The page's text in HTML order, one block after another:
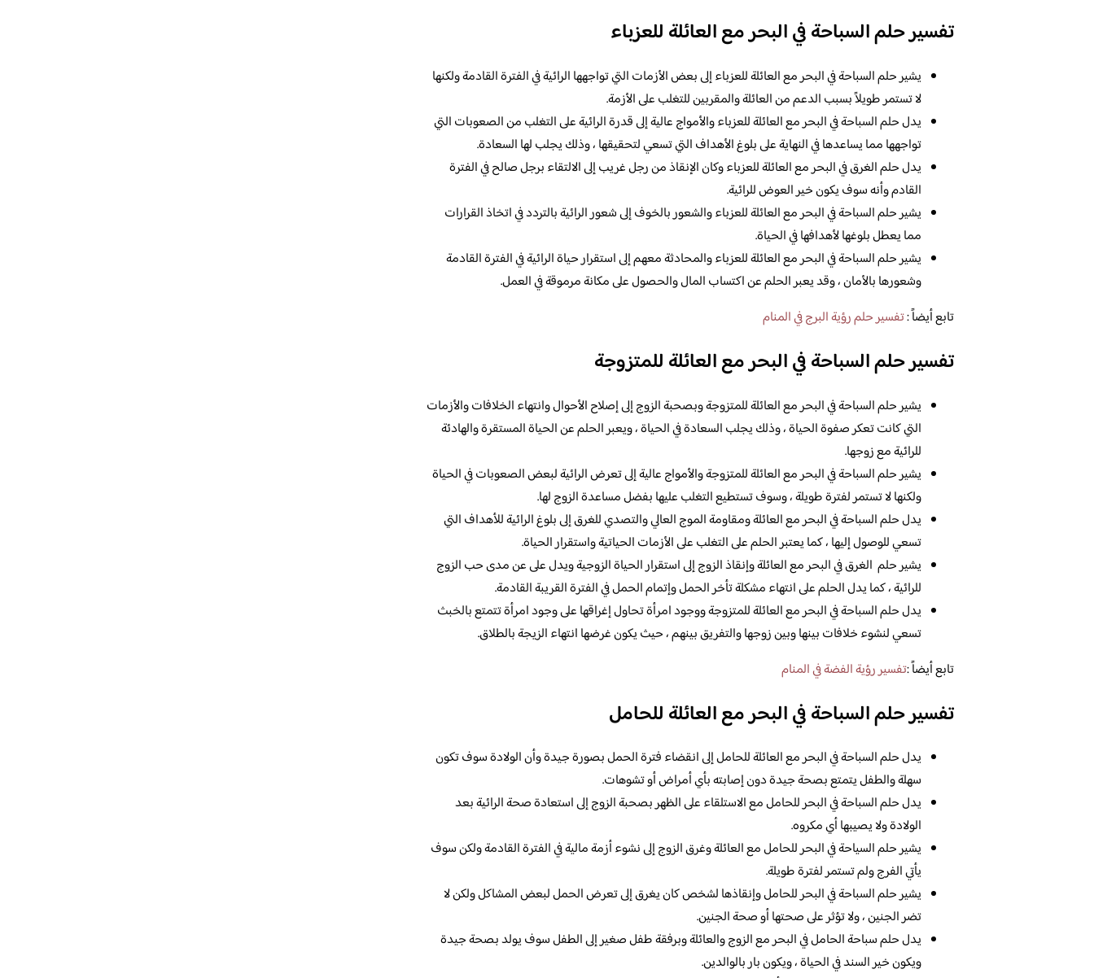
تفسير حلم السباحة في البحر مع العائلة للعزباء
يشير حلم السباحة في البحر مع العائلة للعزباء إلى بعض الأزمات التي تواجهها الرائية في الفترة القادمة ولكنها
لا تستمر طويلاً بسبب الدعم من العائلة والمقربين للتغلب على الأزمة.
يدل حلم السباحة في البحر مع العائلة للعزباء والأمواج عالية إلى قدرة الرائية على التغلب من الصعوبات التي
تواجهها مما يساعدها في النهاية على بلوغ الأهداف التي تسعي لتحقيقها ، وذلك يجلب لها السعادة.
يدل حلم الغرق في البحر مع العائلة للعزباء وكان الإنقاذ من رجل غريب إلى الالتقاء برجل صالح في الفترة
القادم وأنه سوف يكون خير العوض للرائية.
يشير حلم السباحة في البحر مع العائلة للعزباء والشعور بالخوف إلى شعور الرائية بالتردد في اتخاذ القرارات
مما يعطل بلوغها لأهدافها في الحياة.
يشير حلم السباحة في البحر مع العائلة للعزباء والمحادثة معهم إلى استقرار حياة الرائية في الفترة القادمة
وشعورها بالأمان ، وقد يعبر الحلم عن اكتساب المال والحصول على مكانة مرموقة في العمل.
تابع أيضاً :تفسير حلم رؤية البرج في المنام
تفسير حلم السباحة في البحر مع العائلة للمتزوجة
يشير حلم السباحة في البحر مع العائلة للمتزوجة وبصحبة الزوج إلى إصلاح الأحوال وانتهاء الخلافات والأزمات
التي كانت تعكر صفوة الحياة ، وذلك يجلب السعادة في الحياة ، ويعبر الحلم عن الحياة المستقرة والهادئة
للرائية مع زوجها.
يشير حلم السباحة في البحر مع العائلة للمتزوجة والأمواج عالية إلى تعرض الرائية لبعض الصعوبات في الحياة
ولكنها لا تستمر لفترة طويلة ، وسوف تستطيع التغلب عليها بفضل مساعدة الزوج لها.
يدل حلم السباحة في البحر مع العائلة ومقاومة الموج العالي والتصدي للغرق إلى بلوغ الرائية للأهداف التي
تسعي للوصول إليها ، كما يعتبر الحلم على التغلب على الأزمات الحياتية واستقرار الحياة.
يشير حلم الغرق في البحر مع العائلة وإنقاذ الزوج إلى استقرار الحياة الزوجية ويدل على عن مدى حب الزوج
للرائية ، كما يدل الحلم على انتهاء مشكلة تأخر الحمل وإتمام الحمل في الفترة القريبة القادمة.
يدل حلم السباحة في البحر مع العائلة للمتزوجة ووجود امرأة تحاول إغراقها على وجود امرأة تتمتع بالخبث
تسعي لنشوء خلافات بينها وبين زوجها والتفريق بينهم ، حيث يكون غرضها انتهاء الزيجة بالطلاق.
تابع أيضاً :تفسير رؤية الفضة في المنام
تفسير حلم السباحة في البحر مع العائلة للحامل
يدل حلم السباحة في البحر مع العائلة للحامل إلى انقضاء فترة الحمل بصورة جيدة وأن الولادة سوف تكون
سهلة والطفل يتمتع بصحة جيدة دون إصابته بأي أمراض أو تشوهات.
يدل حلم السباحة في البحر للحامل مع الاستلقاء على الظهر بصحبة الزوج إلى استعادة صحة الرائية بعد
الولادة ولا يصيبها أي مكروه.
يشير حلم السياحة في البحر للحامل مع العائلة وغرق الزوج إلى نشوء أزمة مالية في الفترة القادمة ولكن سوف
يأتي الفرج ولم تستمر لفترة طويلة.
يشير حلم السباحة في البحر للحامل وإنقاذها لشخص كان يغرق إلى تعرض الحمل لبعض المشاكل ولكن لا
تضر الجنين ، ولا تؤثر على صحتها أو صحة الجنين.
يدل حلم سباحة الحامل في البحر مع الزوج والعائلة وبرفقة طفل صغير إلى الطفل سوف يولد بصحة جيدة
ويكون خير السند في الحياة ، ويكون بار بالوالدين.